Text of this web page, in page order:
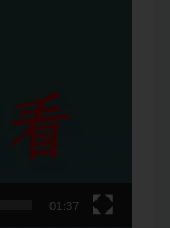
01:37